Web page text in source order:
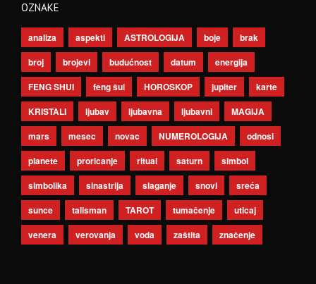
OZNAKE
analiza aspekti ASTROLOGIJA boje
brak
broj
brojevi budućnost datum
energija
FENG SHUI
feng šui HOROSKOP jupiter
karte
KRISTALI
ljubav ljubavna ljubavni
MAGIJA
mars
mesec novac NUMEROLOGIJA
odnosi
planete
proricanje ritual saturn
simbol
simbolika
sinastrija slaganje snovi
sreća
sunce
talisman TAROT tumačenje
uticaj
venera
verovanja voda zaštita značenje